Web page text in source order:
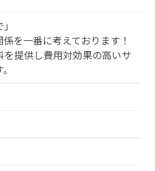
を一番に考えております！
提供し費用対効果の高いサ